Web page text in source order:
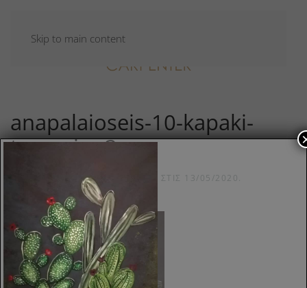
Skip to main content
anapalaioseis-10-kapaki-
trapeziou3
ΣΥΝΤΆΧΘΗΚΕ ΑΠΌ ΣΤΙΣ 13/05/2020.